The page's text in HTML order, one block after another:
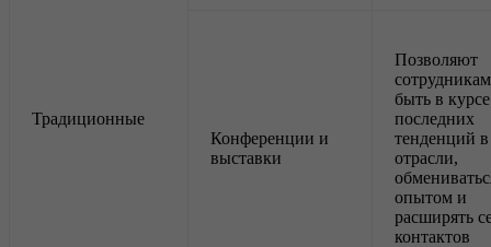
Традиционные
Конференции и
выставки
Позволяют
сотрудникам
быть в курсе
последних
тенденций в
отрасли,
опытом и
расширять
контактов